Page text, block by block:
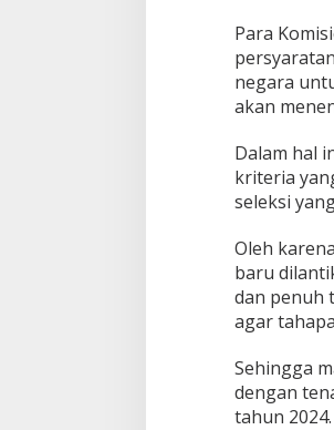
Para
negara
akan
Dalam hal
kriteria
seleksi
Oleh
baru
dan penuh
agar
Sehingga
dengan
tahun 2024.